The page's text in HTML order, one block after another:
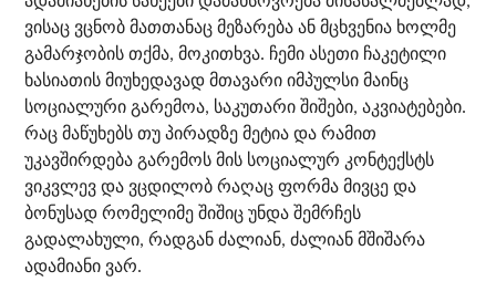
ვისაც ვცნობ მათთანაც მეზარება ან მცხვენია ხოლმე
გამარჯობის თქმა, მოკითხვა. ჩემი ასეთი ჩაკეტილი
ხასიათის მიუხედავად მთავარი იმპულსი მაინც
სოციალური გარემოა, საკუთარი შიშები, აკვიატებები.
რაც მაწუხებს თუ პირადზე მეტია და რამით
უკავშირდება გარემოს მის სოციალურ კონტექსტს
ვიკვლევ და ვცდილობ რაღაც ფორმა მივცე და
ბონუსად რომელიმე შიშიც უნდა შემრჩეს
გადალახული, რადგან ძალიან, ძალიან მშიშარა
ადამიანი ვარ.